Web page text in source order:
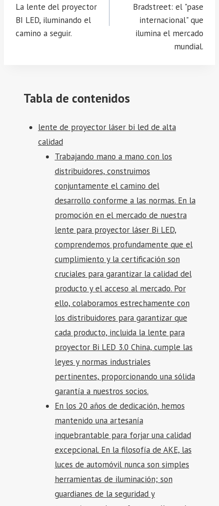
La lente del proyector
BI LED, iluminando el
camino a seguir.
Bradstreet: el "pase
internacional" que
ilumina el mercado
mundial.
Tabla de contenidos
lente de proyector láser bi led de alta
calidad
Trabajando mano a mano con los
distribuidores, construimos
conjuntamente el camino del
desarrollo conforme a las normas. En la
promoción en el mercado de nuestra
lente para proyector láser Bi LED,
comprendemos profundamente que el
cumplimiento y la certificación son
cruciales para garantizar la calidad del
producto y el acceso al mercado. Por
ello, colaboramos estrechamente con
los distribuidores para garantizar que
cada producto, incluida la lente para
proyector Bi LED 3.0 China, cumple las
leyes y normas industriales
pertinentes, proporcionando una sólida
garantía a nuestros socios.
En los 20 años de dedicación, hemos
mantenido una artesanía
inquebrantable para forjar una calidad
excepcional. En la filosofía de AKE, las
luces de automóvil nunca son simples
herramientas de iluminación; son
guardianes de la seguridad y